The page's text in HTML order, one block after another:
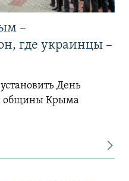
–
где украинцы –
День
общины Крыма